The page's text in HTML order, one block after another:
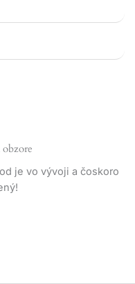
je vo vývoji a čoskoro